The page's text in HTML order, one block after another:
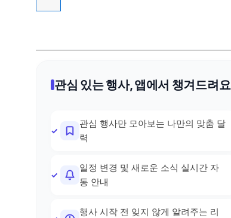
관심 있는 행사, 앱에서 챙겨드려요
관심 행사만 모아보는 나만의 맞춤 달
력
일정 변경 및 새로운 소식 실시간 자
동 안내
행사 시작 전 잊지 않게 알려주는 리